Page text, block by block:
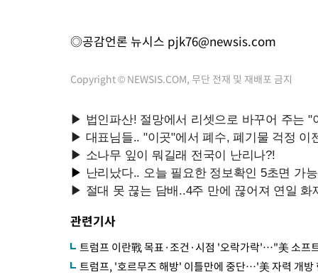
◎공감언론 뉴시스 pjk76@newsis.com
Copyright © NEWSIS.COM, 무단 전재 및 재배포 금지
관련기사
트럼프 이란戰 목표·조건·시점 '오락가락'…"美 소프
트럼프, '호르무즈 해방' 이틀만에 중단…'美 자력 개방